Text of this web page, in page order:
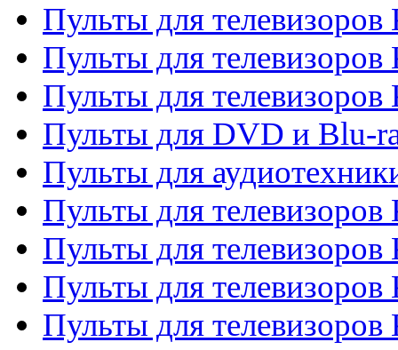
Пульты для телевизоров
Пульты для телевизоров
Пульты для телевизоров
Пульты для DVD и Blu-
Пульты для
Пульты для
Пульты для телевизоров
Пульты для телевизоров
Пульты для телевизоров